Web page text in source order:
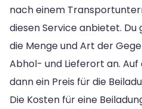
nach einem
diesen Service anbietet.
die Menge und Art der
Abhol- und Lieferort an.
dann ein Preis für die
Die Kosten für eine